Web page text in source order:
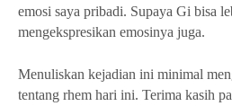
emosi saya pribadi. Supaya Gi bisa
mengekspresikan emosinya juga.
Menuliskan kejadian ini minimal
tentang rhem hari ini. Terima kasih